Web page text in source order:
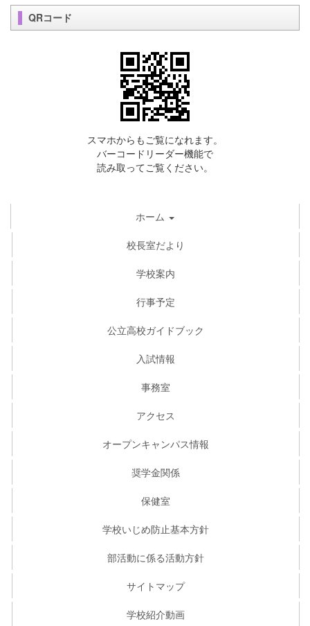
QRコード
スマホからもご覧になれます。
バーコードリーダー機能で
読み取ってご覧ください。
ホーム
校長室だより
学校案内
行事予定
公立高校ガイドブック
入試情報
事務室
アクセス
オープンキャンパス情報
奨学金関係
保健室
学校いじめ防止基本方針
部活動に係る活動方針
サイトマップ
学校紹介動画